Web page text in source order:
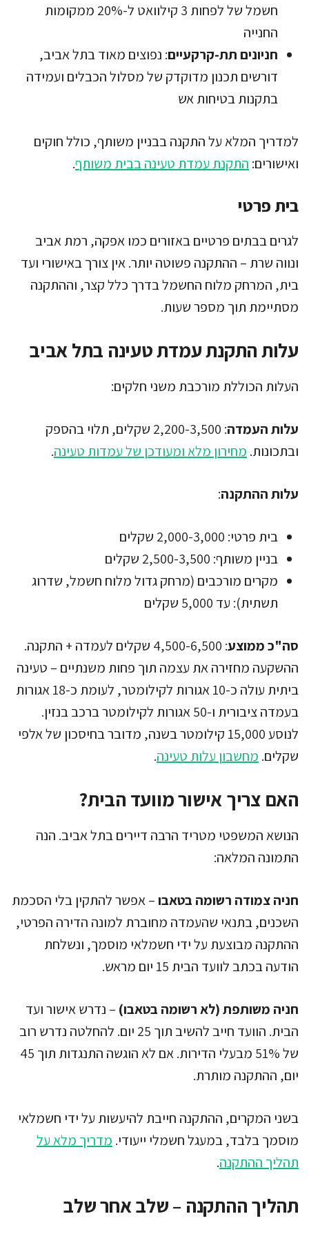
חשמל של לפחות 3 קילוואט ל-20% ממקומות
החנייה
חניונים תת-קרקעיים: נפוצים מאוד בתל אביב,
דורשים תכנון מדוקדק של מסלול הכבלים ועמידה
בתקנות בטיחות אש
למדריך המלא על התקנה בבניין משותף, כולל חוקים
ואישורים: התקנת עמדת טעינה בבית משותף.
בית פרטי
לגרים בבתים פרטיים באזורים כמו אפקה, רמת אביב
ונווה שרת – ההתקנה פשוטה יותר. אין צורך באישורי ועד
בית, המרחק מלוח החשמל בדרך כלל קצר, וההתקנה
מסתיימת תוך מספר שעות.
עלות התקנת עמדת טעינה בתל אביב
העלות הכוללת מורכבת משני חלקים:
עלות העמדה
: 2,200-3,500 שקלים, תלוי בהספק
ובתכונות. מחירון מלא ומעודכן של עמדות טעינה.
עלות ההתקנה:
בית פרטי: 2,000-3,000 שקלים
בניין משותף: 2,500-3,500 שקלים
מקרים מורכבים (מרחק גדול מלוח חשמל, שדרוג
תשתית): עד 5,000 שקלים
סה"כ ממוצע
: 4,500-6,500 שקלים לעמדה + התקנה.
ההשקעה מחזירה את עצמה תוך פחות משנתיים – טעינה
ביתית עולה כ-10 אגורות לקילומטר, לעומת כ-18 אגורות
בעמדה ציבורית ו-50 אגורות לקילומטר ברכב בנזין.
לנוסע 15,000 קילומטר בשנה, מדובר בחיסכון של אלפי
שקלים. מחשבון עלות טעינה.
האם צריך אישור מוועד הבית?
הנושא המשפטי מטריד הרבה דיירים בתל אביב. הנה
התמונה המלאה:
חניה צמודה רשומה בטאבו– אפשר להתקין בלי הסכמת
השכנים, בתנאי שהעמדה מחוברת למונה הדירה הפרטי,
ההתקנה מבוצעת על ידי חשמלאי מוסמך, ונשלחת
הודעה בכתב לוועד הבית 15 יום מראש.
חניה משותפת (לא רשומה בטאבו) – נדרש אישור ועד
הבית. הוועד חייב להשיב תוך 25 יום. להחלטה נדרש רוב
של 51% מבעלי הדירות. אם לא הוגשה התנגדות תוך 45
יום, ההתקנה מותרת.
בשני המקרים, ההתקנה חייבת להיעשות על ידי חשמלאי
מוסמך בלבד, במעגל חשמלי ייעודי. מדריך מלא על
תהליך ההתקנה.
תהליך ההתקנה – שלב אחר שלב